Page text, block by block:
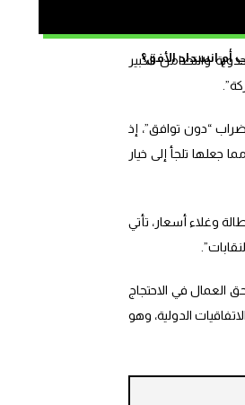
أم انسداد الأفق؟
والتضامن الكبير
“دون توافق”، إذ
جعلها تلجأ إلى خيار
وغلاء أسعار، تأتي
العمال في الاحتجاج
الدولية، وهو